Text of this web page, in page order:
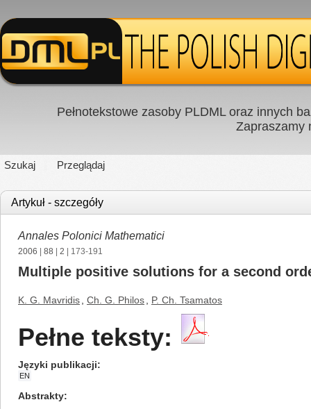
Pełnotekstowe zasoby PLDML oraz innych
Zapraszamy
Szukaj Przeglądaj
Artykuł - szczegóły
Annales Polonici Mathematici
2006 88 2 | 173-191
Multiple positive solutions for a second
K. G. Mavridis Ch. G. Philos P. Ch. Tsamatos
Pełne teksty:
Języki publikacji
EN
Abstrakty